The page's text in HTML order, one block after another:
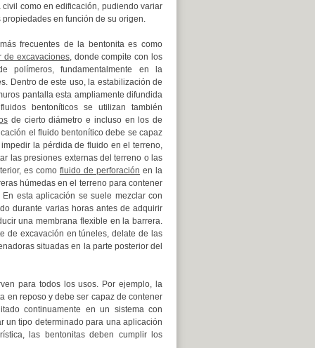
como en edificación, pudiendo variar
en función de su origen.
frecuentes de la bentonita es como
de excavaciones, donde compite con los
polímeros, fundamentalmente en la
Dentro de este uso, la estabilización de
pantalla esta ampliamente difundida
bentoníticos se utilizan también
de cierto diámetro e incluso en los de
el fluido bentonítico debe se capaz
la pérdida de fluido en el terreno,
las presiones externas del terreno o las
es como fluido de perforación en la
húmedas en el terreno para contener
esta aplicación se suele mezclar con
durante varias horas antes de adquirir
una membrana flexible en la barrera.
de excavación en túneles, delate de las
situadas en la parte posterior del
para todos los usos. Por ejemplo, la
en reposo y debe ser capaz de contener
continuamente en un sistema con
un tipo determinado para una aplicación
las bentonitas deben cumplir los